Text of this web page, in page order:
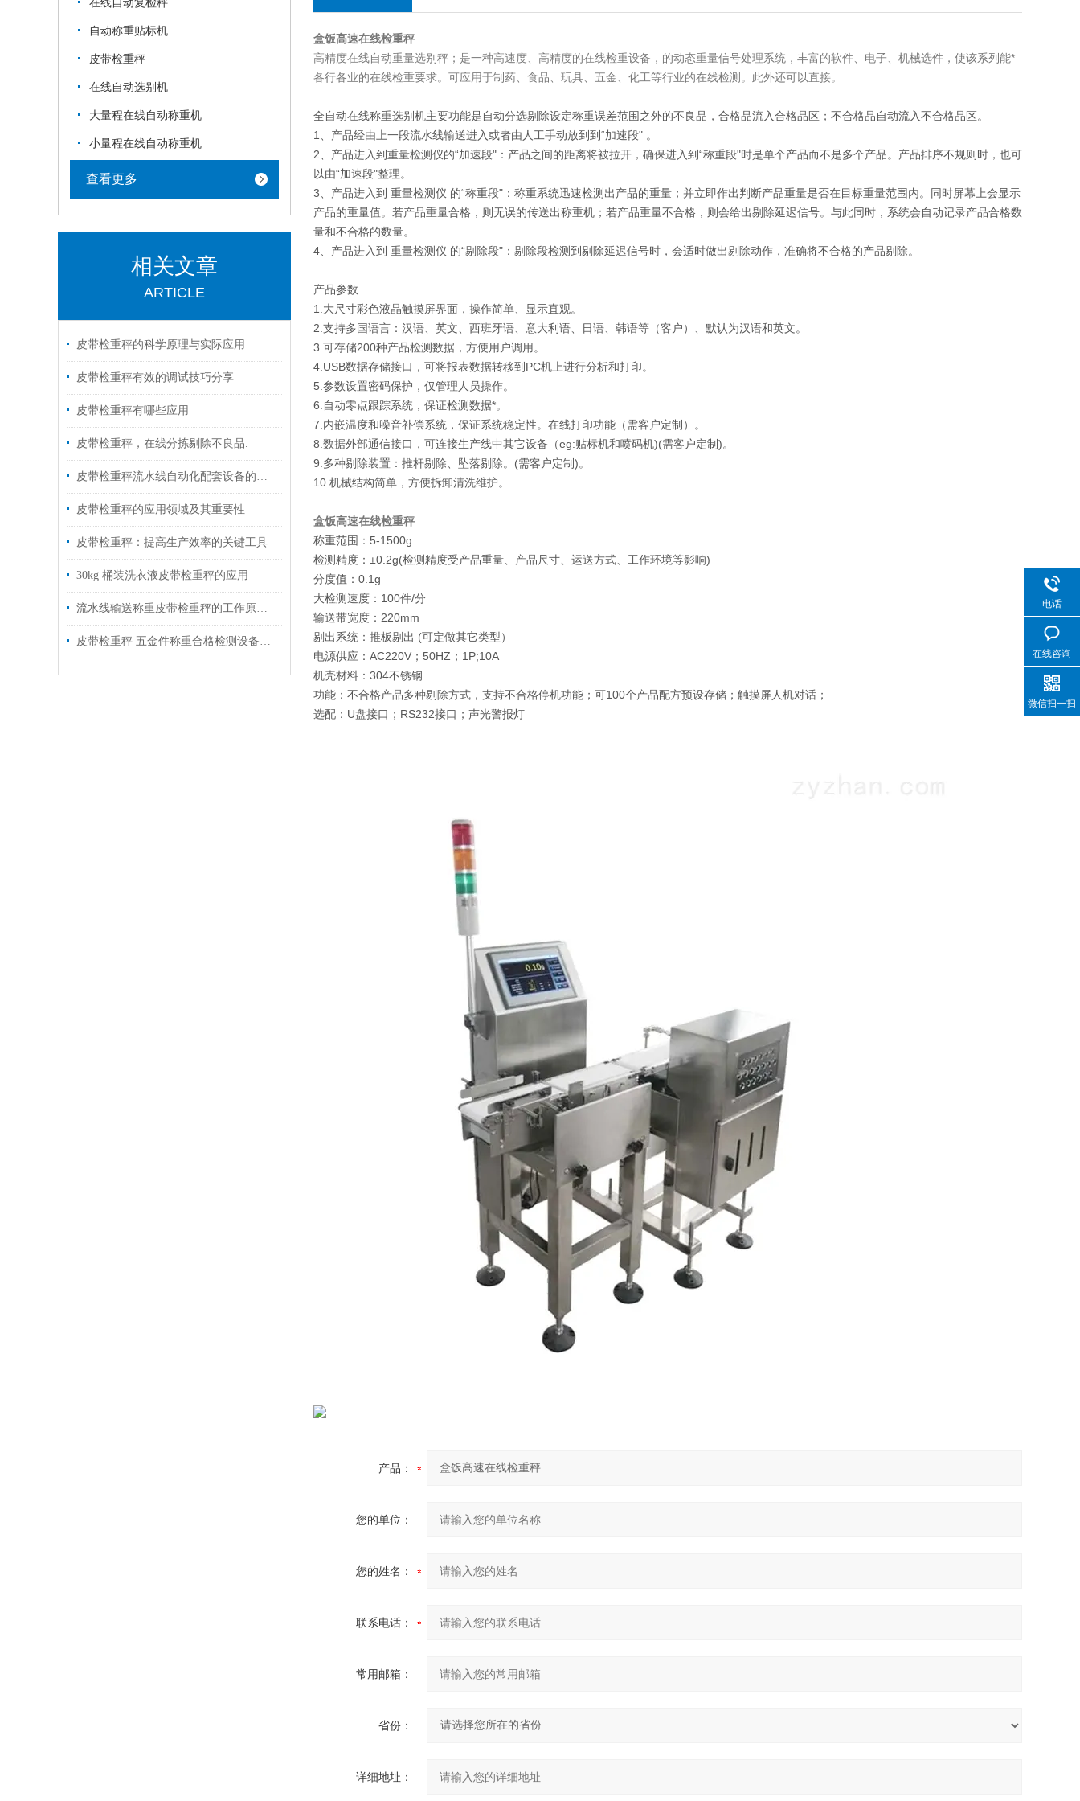
在线自动复检秤
自动称重贴标机
皮带检重秤
在线自动选别机
大量程在线自动称重机
小量程在线自动称重机
查看更多
相关文章
ARTICLE
皮带检重秤的科学原理与实际应用
皮带检重秤有效的调试技巧分享
皮带检重秤有哪些应用
皮带检重秤，在线分拣剔除不良品.
皮带检重秤流水线自动化配套设备的应用
皮带检重秤的应用领域及其重要性
皮带检重秤：提高生产效率的关键工具
30kg 桶装洗衣液皮带检重秤的应用
流水线输送称重皮带检重秤的工作原理及应用
皮带检重秤 五金件称重合格检测设备如何选型？
盒饭高速在线检重秤
高精度在线自动重量选别秤；是一种高速度、高精度的在线检重设备，的动态重量信号处理系统，丰富的软件、电子、机械选件，使该系列能*
各行各业的在线检重要求。可应用于制药、食品、玩具、五金、化工等行业的在线检测。此外还可以直接。
全自动在线称重选别机主要功能是自动分选剔除设定称重误差范围之外的不良品，合格品流入合格品区；不合格品自动流入不合格品区。
1、产品经由上一段流水线输送进入或者由人工手动放到到“加速段" 。
2、产品进入到重量检测仪的“加速段"：产品之间的距离将被拉开，确保进入到“称重段"时是单个产品而不是多个产品。产品排序不规则时，也可
以由“加速段"整理。
3、产品进入到 重量检测仪 的“称重段"：称重系统迅速检测出产品的重量；并立即作出判断产品重量是否在目标重量范围内。同时屏幕上会显示
产品的重量值。若产品重量合格，则无误的传送出称重机；若产品重量不合格，则会给出剔除延迟信号。与此同时，系统会自动记录产品合格数
量和不合格的数量。
4、产品进入到 重量检测仪 的“剔除段"：剔除段检测到剔除延迟信号时，会适时做出剔除动作，准确将不合格的产品剔除。
产品参数
1.大尺寸彩色液晶触摸屏界面，操作简单、显示直观。
2.支持多国语言：汉语、英文、西班牙语、意大利语、日语、韩语等（客户）、默认为汉语和英文。
3.可存储200种产品检测数据，方便用户调用。
4.USB数据存储接口，可将报表数据转移到PC机上进行分析和打印。
5.参数设置密码保护，仅管理人员操作。
6.自动零点跟踪系统，保证检测数据*。
7.内嵌温度和噪音补偿系统，保证系统稳定性。在线打印功能（需客户定制）。
8.数据外部通信接口，可连接生产线中其它设备（eg:贴标机和喷码机)(需客户定制)。
9.多种剔除装置：推杆剔除、坠落剔除。(需客户定制)。
10.机械结构简单，方便拆卸清洗维护。
盒饭高速在线检重秤
称重范围：5-1500g
检测精度：±0.2g(检测精度受产品重量、产品尺寸、运送方式、工作环境等影响)
分度值：0.1g
大检测速度：100件/分
输送带宽度：220mm
剔出系统：推板剔出 (可定做其它类型）
电源供应：AC220V；50HZ；1P;10A
机壳材料：304不锈钢
功能：不合格产品多种剔除方式，支持不合格停机功能；可100个产品配方预设存储；触摸屏人机对话；
选配：U盘接口；RS232接口；声光警报灯
产品：
您的单位：
您的姓名：
联系电话：
常用邮箱：
省份：
详细地址：
电话
在线咨询
微信扫一扫